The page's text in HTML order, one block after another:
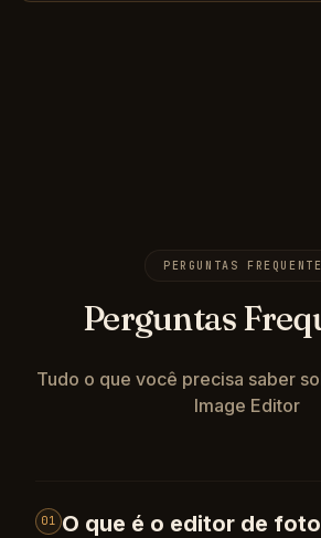
PERGUNTAS
Perguntas
Tudo o que você precisa saber
Image Editor
01 O que é o editor de